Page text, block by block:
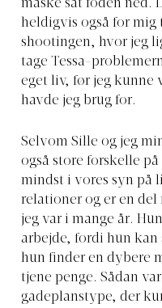
måske sat foden ned.
heldigvis også for mig
shootingen, hvor jeg
tage Tessa-
eget liv, før jeg kunne
havde jeg brug for.
Selvom Sille og jeg
også store forskelle
mindst i vores syn på
relationer og er en
jeg var i mange år.
arbejde, fordi hun kan
hun finder en dybere
tjene penge. Sådan
gadeplanstype, der